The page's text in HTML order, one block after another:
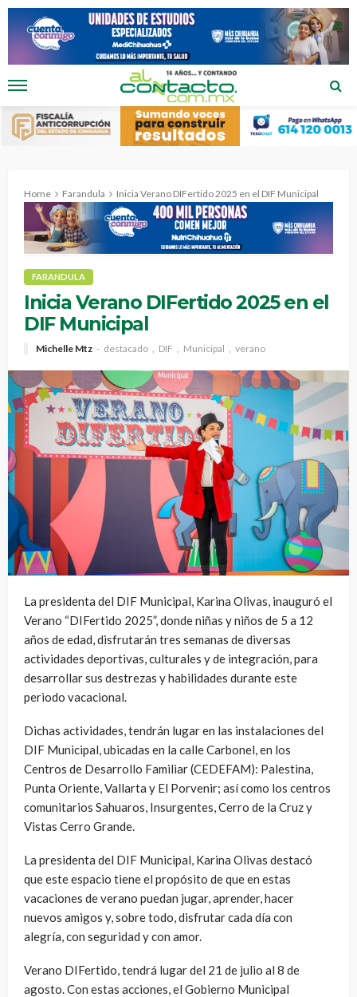
Home Farandula Inicia Verano DIFertido 2025 en el DIF Municipal
FARANDULA
Inicia Verano DIFertido 2025 en el
DIF Municipal
Michelle Mtz destacado DIF Municipal verano
La presidenta del DIF Municipal, Karina Olivas, inauguró el
Verano “DIFertido 2025”, donde niñas y niños de 5 a 12
años de edad, disfrutarán tres semanas de diversas
actividades deportivas, culturales y de integración, para
desarrollar sus destrezas y habilidades durante este
periodo vacacional.
Dichas actividades, tendrán lugar en las instalaciones del
DIF Municipal, ubicadas en la calle Carbonel, en los
Centros de Desarrollo Familiar (CEDEFAM): Palestina,
Punta Oriente, Vallarta y El Porvenir; así como los centros
comunitarios Sahuaros, Insurgentes, Cerro de la Cruz y
Vistas Cerro Grande.
La presidenta del DIF Municipal, Karina Olivas destacó
que este espacio tiene el propósito de que en estas
vacaciones de verano puedan jugar, aprender, hacer
nuevos amigos y, sobre todo, disfrutar cada día con
alegría, con seguridad y con amor.
Verano DIFertido, tendrá lugar del 21 de julio al 8 de
agosto. Con estas acciones, el Gobierno Municipal